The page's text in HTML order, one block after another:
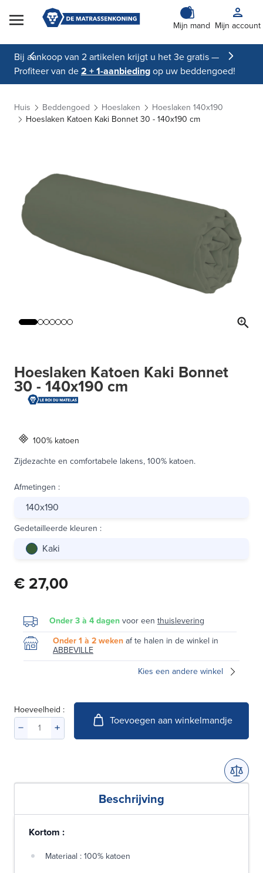
Skip to Content
Mijn mand Mijn account
Bij aankoop van 2 artikelen krijgt u het 3e gratis —
Profiteer van de2 + 1-aanbiedingop uw beddengoed!
Huis Beddengoed Hoeslaken
Hoeslaken 140x190
Hoeslaken Katoen Kaki Bonnet 30 - 140x190 cm
Hoeslaken Katoen Kaki Bonnet
30 - 140x190 cm
100% katoen
Zijdezachte en comfortabele lakens, 100% katoen.
Afmetingen :
140x190
Gedetailleerde kleuren :
Kaki
€ 27,00
Onder 3 à 4 dagenvoor een thuislevering
Onder 1 à 2 wekenaf te halen in de winkel in
ABBEVILLE
Kies een andere winkel
Hoeveelheid :
Toevoegen aan winkelmandje
Beschrijving
Kortom :
Materiaal : 100% katoen